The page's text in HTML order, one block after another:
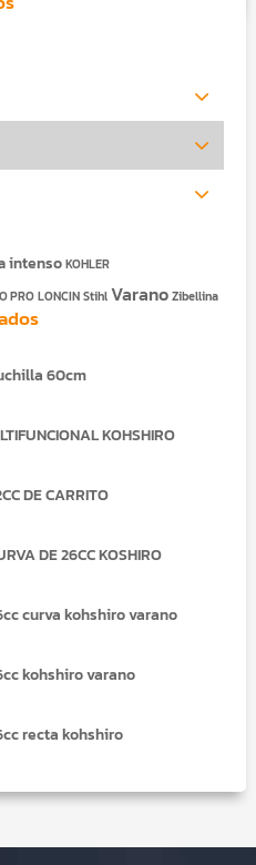
intensoKOHLER
PROLONCINStihlVaranoZibellina
60cm
KOHSHIRO
DE CARRITO
DE 26CC KOSHIRO
curva kohshiro varano
kohshiro varano
recta kohshiro